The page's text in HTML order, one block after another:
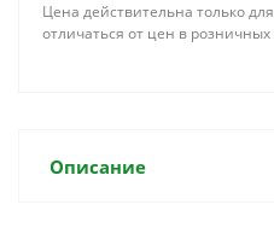
Цена действительна только
отличаться от цен в
Описание